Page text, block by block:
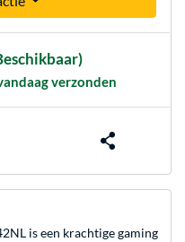
verzonden
is een krachtige gaming